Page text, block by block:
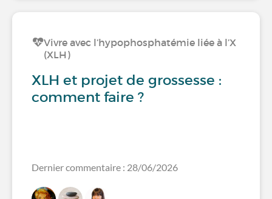
Vivre avec l’hypophosphatémie liée à l’X
(XLH)
XLH et projet de grossesse :
comment faire ?
Dernier commentaire : 28/06/2026